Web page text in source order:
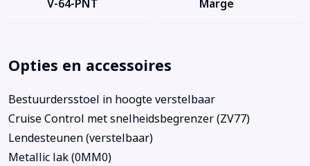
V-64-PNT Marge
Opties en accessoires
Bestuurdersstoel in hoogte verstelbaar
Cruise Control met snelheidsbegrenzer (ZV77)
Lendesteunen (verstelbaar)
Metallic lak (0MM0)